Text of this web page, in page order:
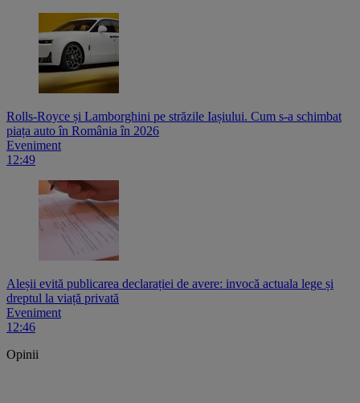
Rolls-Royce și Lamborghini pe străzile Iașiului. Cum s-a schimbat
piața auto în România în 2026
Eveniment
12:49
Aleșii evită publicarea declarației de avere: invocă actuala lege și
dreptul la viață privată
Eveniment
12:46
Opinii